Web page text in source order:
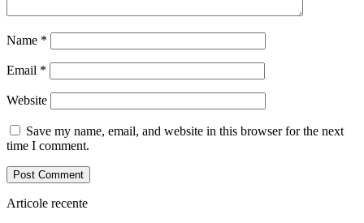
Name *
Email *
Website
Save my name, email, and website in this browser for the next
time I comment.
Articole recente